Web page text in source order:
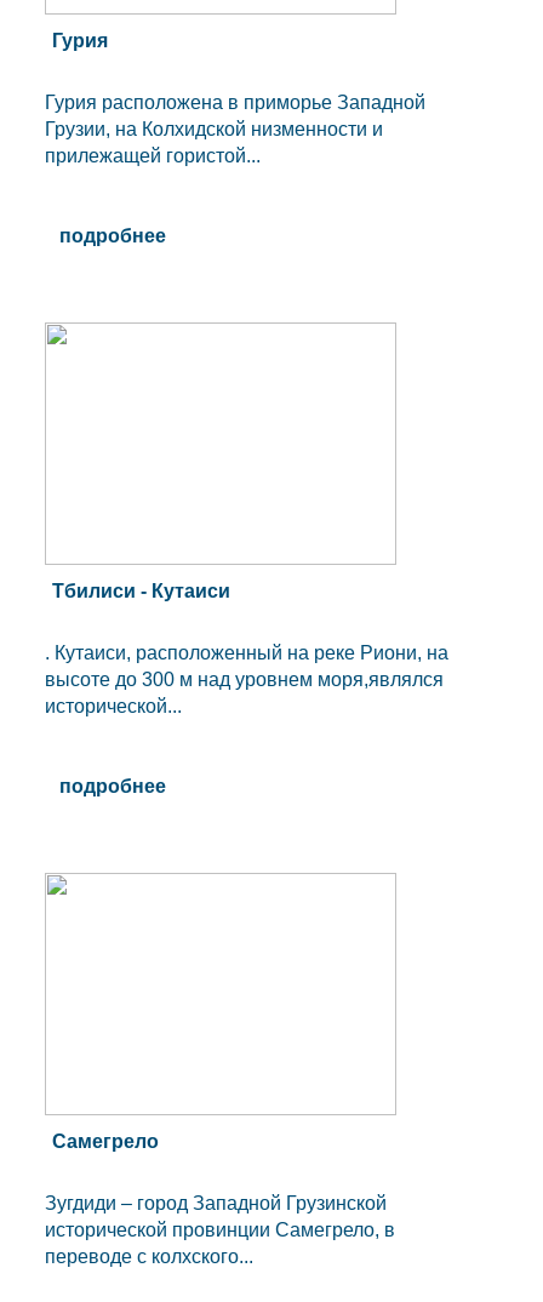
Гурия
Гурия расположена в приморье Западной
Грузии, на Колхидской низменности и
прилежащей гористой...
подробнее
Тбилиси - Кутаиси
. Кутаиси, расположенный на реке Риони, на
высоте до 300 м над уровнем моря,являлся
исторической...
подробнее
Самегрело
Зугдиди – город Западной Грузинской
исторической провинции Самегрело, в
переводе с колхского...